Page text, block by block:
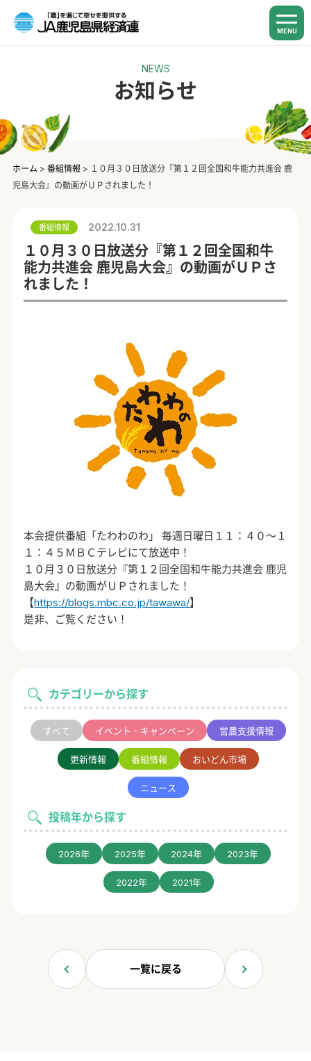
MENU
NEWS
お知らせ
ホーム > 番組情報 > １０月３０日放送分『第１２回全国和牛能力共進会 鹿
児島大会』の動画がＵＰされました！
カテゴリーから探す
すべて イベント・キャンペーン 営農支援情報
更新情報 番組情報 おいどん市場
ニュース
投稿年から探す
2026年 2025年 2024年 2023年
2022年 2021年
番組情報 2022.10.31
１０月３０日放送分『第１２回全国和牛
能力共進会 鹿児島大会』の動画がＵＰさ
れました！
本会提供番組「たわわのわ」 毎週日曜日１１：４０～１
１：４５ＭＢＣテレビにて放送中！
１０月３０日放送分『第１２回全国和牛能力共進会 鹿児
島大会』の動画がＵＰされました！
【https://blogs.mbc.co.jp/tawawa/】
是非、ご覧ください！
一覧に戻る